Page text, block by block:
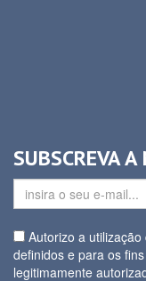
SUBSCREVA
Autorizo a
definidos e para os
legitimamente